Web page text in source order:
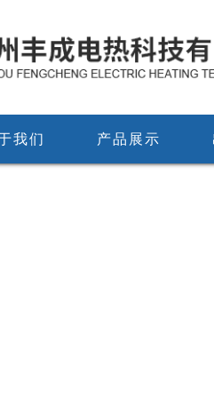
我们 产品展示